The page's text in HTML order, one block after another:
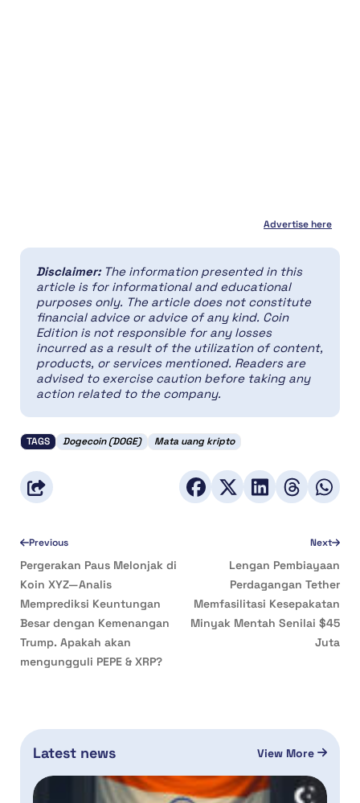
Advertise here
Disclaimer: The information presented in this
article is for informational and educational
purposes only. The article does not constitute
financial advice or advice of any kind. Coin
Edition is not responsible for any losses
incurred as a result of the utilization of content,
products, or services mentioned. Readers are
advised to exercise caution before taking any
action related to the company.
TAGS Dogecoin (DOGE) Mata uang kripto
Previous
Pergerakan Paus Melonjak di
Koin XYZ—Analis
Memprediksi Keuntungan
Besar dengan Kemenangan
Trump. Apakah akan
mengungguli PEPE & XRP?
Next
Lengan Pembiayaan
Perdagangan Tether
Memfasilitasi Kesepakatan
Minyak Mentah Senilai $45
Juta
Latest news View More